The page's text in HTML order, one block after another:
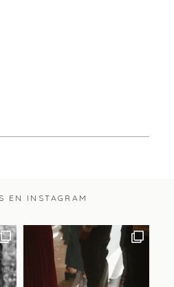
EN INSTAGRAM